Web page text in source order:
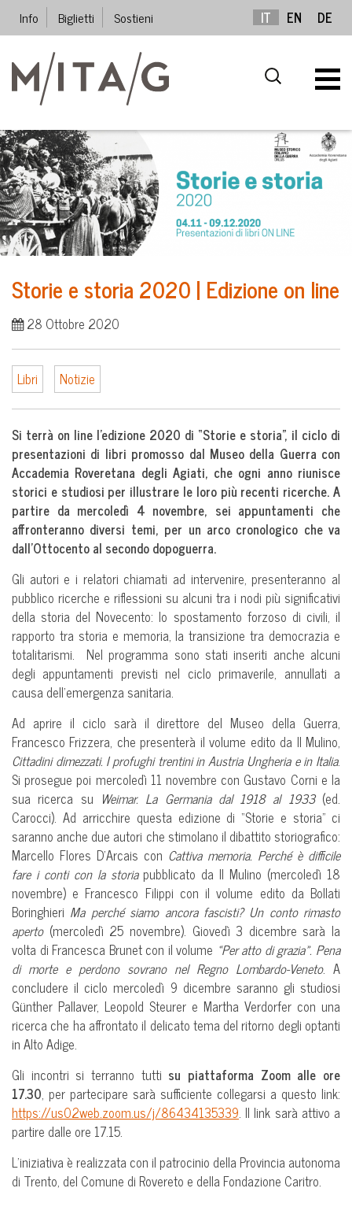
Info Biglietti Sostieni IT EN DE
Storie e storia 2020 | Edizione on line
28 Ottobre 2020
Libri Notizie
Si terrà on line l’edizione 2020 di “Storie e storia”, il ciclo di
presentazioni di libri promosso dal Museo della Guerra con
Accademia Roveretana degli Agiati, che ogni anno riunisce
storici e studiosi per illustrare le loro più recenti ricerche. A
partire da mercoledì 4 novembre, sei appuntamenti che
affronteranno diversi temi, per un arco cronologico che va
dall’Ottocento al secondo dopoguerra.
Gli autori e i relatori chiamati ad intervenire, presenteranno al
pubblico ricerche e riflessioni su alcuni tra i nodi più significativi
della storia del Novecento: lo spostamento forzoso di civili, il
rapporto tra storia e memoria, la transizione tra democrazia e
totalitarismi. Nel programma sono stati inseriti anche alcuni
degli appuntamenti previsti nel ciclo primaverile, annullati a
causa dell’emergenza sanitaria.
Ad aprire il ciclo sarà il direttore del Museo della Guerra,
Francesco Frizzera, che presenterà il volume edito da Il Mulino,
Cittadini dimezzati. I profughi trentini in Austria Ungheria e in Italia.
Si prosegue poi mercoledì 11 novembre con Gustavo Corni e la
sua ricerca su Weimar. La Germania dal 1918 al 1933(ed.
Carocci). Ad arricchire questa edizione di “Storie e storia” ci
saranno anche due autori che stimolano il dibattito storiografico:
Marcello Flores D’Arcais con Cattiva memoria. Perché è difficile
fare i conti con la storia pubblicato da Il Mulino (mercoledì 18
novembre) e Francesco Filippi con il volume edito da Bollati
Boringhieri Ma perché siamo ancora fascisti? Un conto rimasto
aperto(mercoledì 25 novembre). Giovedì 3 dicembre sarà la
volta di Francesca Brunet con il volume «Per atto di grazia». Pena
di morte e perdono sovrano nel Regno Lombardo-Veneto. A
concludere il ciclo mercoledì 9 dicembre saranno gli studiosi
Günther Pallaver, Leopold Steurer e Martha Verdorfer con una
ricerca che ha affrontato il delicato tema del ritorno degli optanti
in Alto Adige.
Gli incontri si terranno tutti su piattaforma Zoom alle ore
17.30, per partecipare sarà sufficiente collegarsi a questo link:
https://us02web.zoom.us/j/86434135339. Il link sarà attivo a
partire dalle ore 17.15.
L’iniziativa è realizzata con il patrocinio della Provincia autonoma
di Trento, del Comune di Rovereto e della Fondazione Caritro.